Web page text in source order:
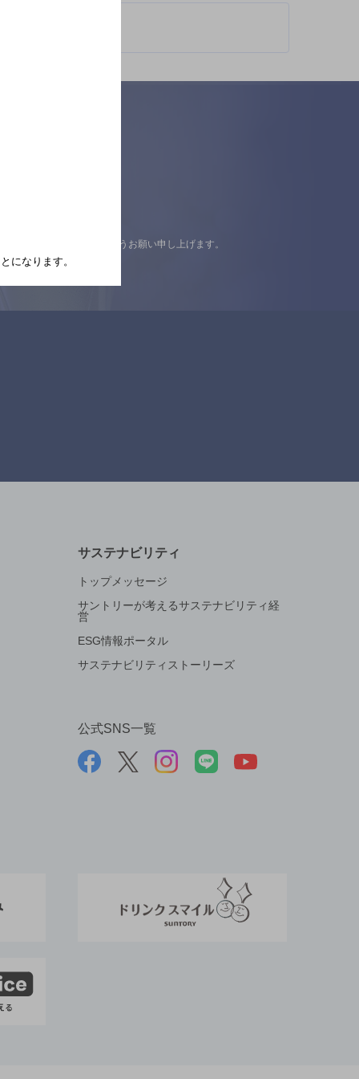
の上ご来店くださいますようお願い申し上げます。
サステナビリティ
トップメッセージ
サントリーが考えるサステナビリティ経
営
ESG情報ポータル
サステナビリティストーリーズ
公式SNS一覧
になります。